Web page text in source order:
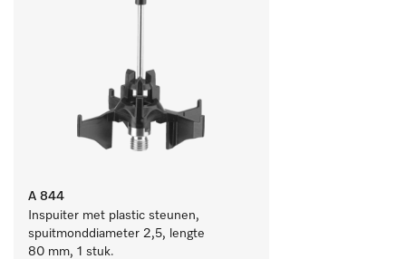
A 844
Inspuiter met plastic steunen,
spuitmonddiameter 2,5, lengte
80 mm, 1 stuk.